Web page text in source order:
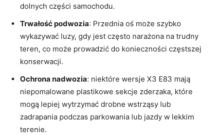
dolnych części samochodu.
Trwałość podwozia: Przednia oś może szybko
wykazywać luzy, gdy jest często narażona na trudny
teren, co może prowadzić do konieczności częstszej
konserwacji.
Ochrona nadwozia: niektóre wersje X3 E83 mają
niepomalowane plastikowe sekcje zderzaka, które
mogą lepiej wytrzymać drobne wstrząsy lub
zadrapania podczas parkowania lub jazdy w lekkim
terenie.